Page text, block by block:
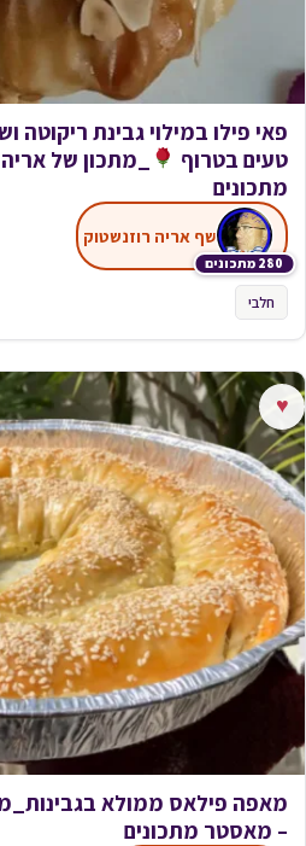
פאי פילו במילוי גבינת ריקוטה
טעים בטרוף
_מתכון של
מתכונים
280 מתכונים
שף אריה רוזנשטוק
חלבי
♥
מאפה פילאס ממולא
– מאסטר מתכונים